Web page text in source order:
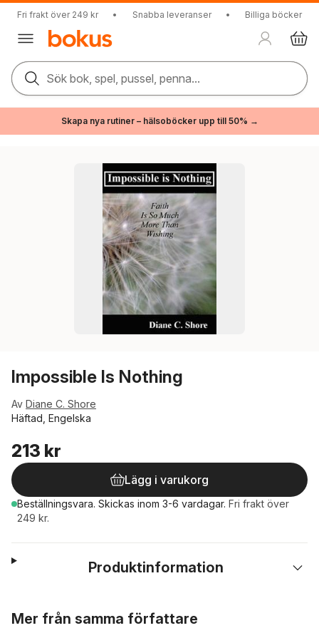
Fri frakt över 249 kr • Snabba leveranser • Billiga böcker
Sök bok, spel, pussel, penna...
Skapa nya rutiner – hälsoböcker upp till 50% →
Impossible Is Nothing
Av Diane C. Shore
Häftad, Engelska
213 kr
Lägg i varukorg
Beställningsvara. Skickas inom 3-6 vardagar. Fri frakt över
249 kr.
Produktinformation
Mer från samma författare